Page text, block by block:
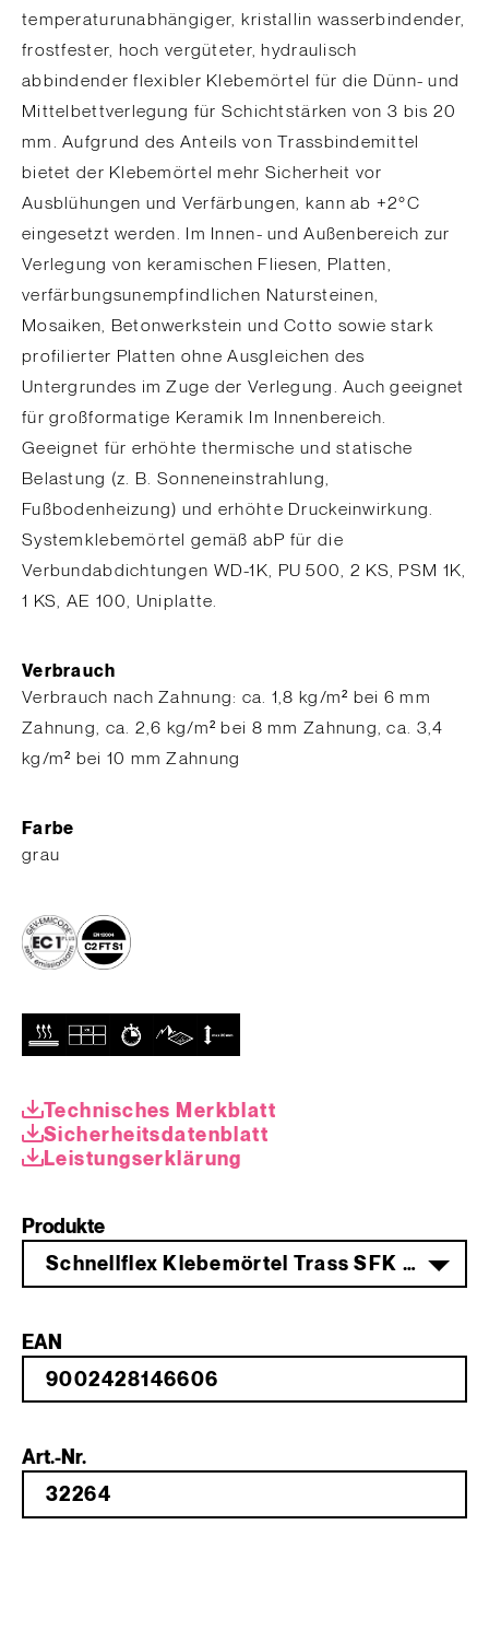
temperaturunabhängiger, kristallin wasserbindender,
frostfester, hoch vergüteter, hydraulisch
abbindender flexibler Klebemörtel für die Dünn- und
Mittelbettverlegung für Schichtstärken von 3 bis 20
mm. Aufgrund des Anteils von Trassbindemittel
bietet der Klebemörtel mehr Sicherheit vor
Ausblühungen und Verfärbungen, kann ab +2°C
eingesetzt werden. Im Innen- und Außenbereich zur
Verlegung von keramischen Fliesen, Platten,
verfärbungsunempfindlichen Natursteinen,
Mosaiken, Betonwerkstein und Cotto sowie stark
profilierter Platten ohne Ausgleichen des
Untergrundes im Zuge der Verlegung. Auch geeignet
für großformatige Keramik Im Innenbereich.
Geeignet für erhöhte thermische und statische
Belastung (z. B. Sonneneinstrahlung,
Fußbodenheizung) und erhöhte Druckeinwirkung.
Systemklebemörtel gemäß abP für die
Verbundabdichtungen WD-1K, PU 500, 2 KS, PSM 1K,
1 KS, AE 100, Uniplatte.
Verbrauch
​Verbrauch nach Zahnung: ca. 1,8 kg/m² bei 6 mm
Zahnung, ca. 2,6 kg/m² bei 8 mm Zahnung, ca. 3,4
kg/m² bei 10 mm Zahnung
Farbe
grau
Technisches Merkblatt
Sicherheitsdatenblatt
Leistungserklärung
Produkte
Schnellflex Klebemörtel Trass SFK 85 25 kg
EAN
Art.-Nr.